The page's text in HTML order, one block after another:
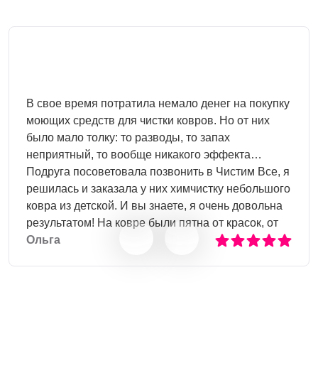
В свое время потратила немало денег на покупку
моющих средств для чистки ковров. Но от них
было мало толку: то разводы, то запах
неприятный, то вообще никакого эффекта…
Подруга посоветовала позвонить в Чистим Все, я
решилась и заказала у них химчистку небольшого
ковра из детской. И вы знаете, я очень довольна
результатом! На ковре были пятна от красок, от
пролитого сока, следы от фломастеров – все
Ольга